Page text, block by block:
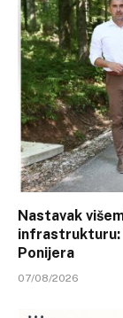
Nastavak
infrastrukturu:
Ponijera
07/08/2026